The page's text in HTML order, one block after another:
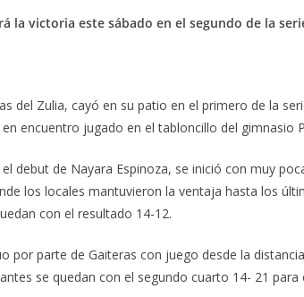
la victoria este sábado en el segundo de la
del Zulia, cayó en su patio en el primero de la
encuentro jugado en el tabloncillo del gimnasio
debut de Nayara Espinoza, se inició con muy
los locales mantuvieron la ventaja hasta los
con el resultado 14-12.
por parte de Gaiteras con juego desde la
se quedan con el segundo cuarto 14- 21 para